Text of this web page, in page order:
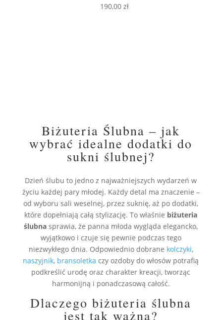
190,00 zł
Biżuteria Ślubna – jak
wybrać idealne dodatki do
sukni ślubnej?
Dzień ślubu to jedno z najważniejszych wydarzeń w
życiu każdej pary młodej. Każdy detal ma znaczenie –
od wyboru sali weselnej, przez suknię, aż po dodatki,
które dopełniają całą stylizację. To właśnie biżuteria
ślubna sprawia, że panna młoda wygląda elegancko,
wyjątkowo i czuje się pewnie podczas tego
niezwykłego dnia. Odpowiednio dobrane kolczyki,
naszyjnik, bransoletka czy ozdoby do włosów potrafią
podkreślić urodę oraz charakter kreacji, tworząc
harmonijną i ponadczasową całość.
Dlaczego biżuteria ślubna
jest tak ważna?